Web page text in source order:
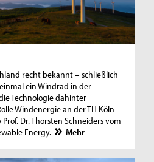
recht bekannt – schließlich
ein Windrad in der
Technologie dahinter
Windenergie an der TH Köln
Dr. Thorsten Schneiders vom
Energy.
Mehr